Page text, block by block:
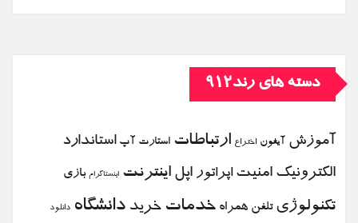
دسته های رند912
آموزش آیفون اختراع ارتباطات استارت آپ استاندارد
الكترونیك امنیت اپراتور اپل اینترنت اینستاگرام بازی
تكنولوژی تلفن همراه خدمات خرید دانشگاه دانلود